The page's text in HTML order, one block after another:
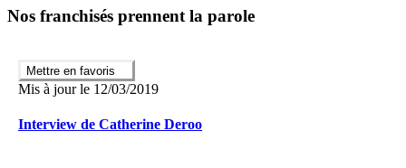
l’équipe des Responsables de Réseau le-bienetre.fr. Chacun
peut ainsi adapter son rythme au potentiel local, tout en
accédant à une formation continue et à l’assistance du siège.
connecté(e) suffisent ; l’accès au réseau est accessible sans
Nos franchisés prennent la parole
Mettre en favoris
Mis à jour le 12/03/2019
Interview de Catherine Deroo